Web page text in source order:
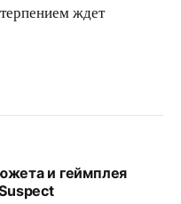
ждет
и геймплея